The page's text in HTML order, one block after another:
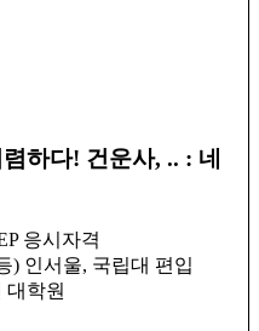
하다! 건운사, .. : 네
응시자격
) 인서울, 국립대 편입
대학원